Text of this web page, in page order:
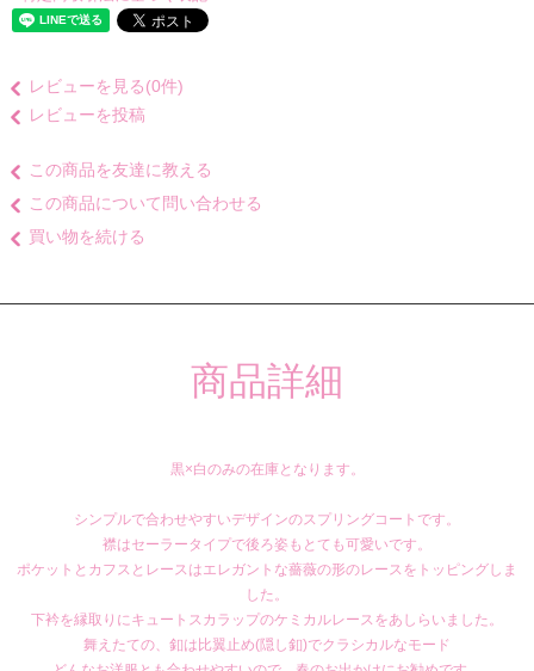
レビューを見る(0件)
レビューを投稿
この商品を友達に教える
この商品について問い合わせる
買い物を続ける
商品詳細
黒×白のみの在庫となります。
シンプルで合わせやすいデザインのスプリングコートです。
襟はセーラータイプで後ろ姿もとても可愛いです。
ポケットとカフスとレースはエレガントな薔薇の形のレースをトッピングしま
した。
下衿を縁取りにキュートスカラップのケミカルレースをあしらいました。
舞えたての、釦は比翼止め(隠し釦)でクラシカルなモード